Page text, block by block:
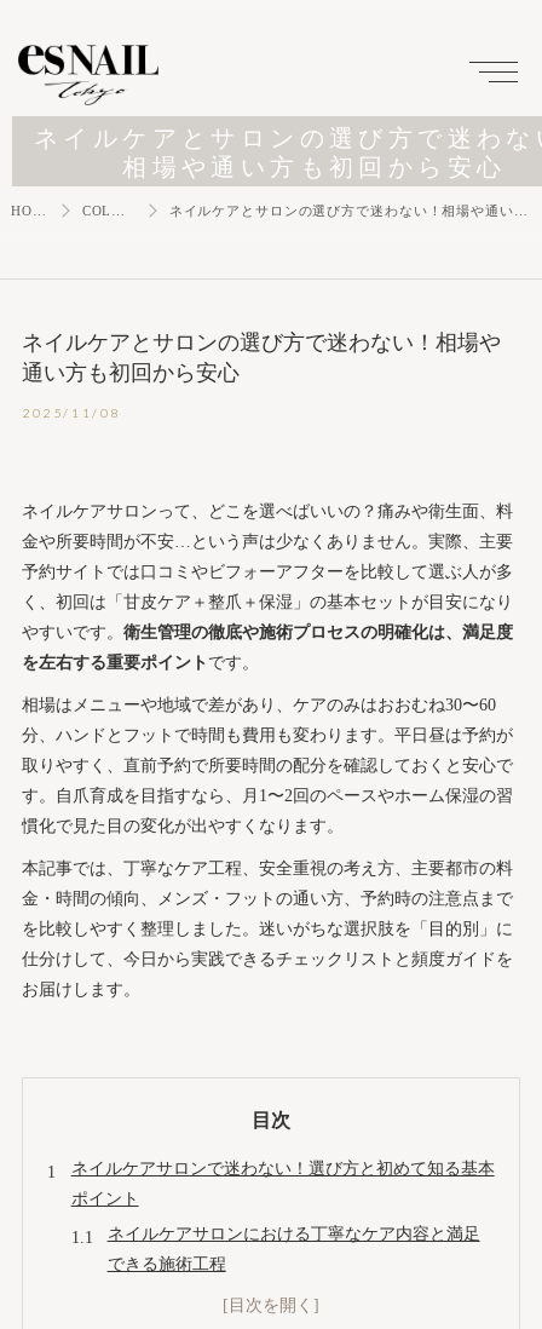
ネイルケアとサロンの選び方で迷わな
相場や通い方も初回から安心
ネイルケアとサロンの選び方で迷わない！相場や
通い方も初回から安心
2025/11/08
ネイルケアサロンって、どこを選べばいいの？痛みや衛生面、料
金や所要時間が不安…という声は少なくありません。実際、主要
予約サイトでは口コミやビフォーアフターを比較して選ぶ人が多
く、初回は「甘皮ケア＋整爪＋保湿」の基本セットが目安になり
やすいです。 衛生管理の徹底や施術プロセスの明確化は、満足度
を左右する重要ポイント です。
相場はメニューや地域で差があり、ケアのみはおおむね30〜60
分、ハンドとフットで時間も費用も変わります。平日昼は予約が
取りやすく、直前予約で所要時間の配分を確認しておくと安心で
す。自爪育成を目指すなら、月1〜2回のペースやホーム保湿の習
慣化で見た目の変化が出やすくなります。
本記事では、丁寧なケア工程、安全重視の考え方、主要都市の料
金・時間の傾向、メンズ・フットの通い方、予約時の注意点まで
を比較しやすく整理しました。迷いがちな選択肢を「目的別」に
仕分けして、今日から実践できるチェックリストと頻度ガイドを
お届けします。
目次
ネイルケアサロンで迷わない！選び方と初めて知る基本
ポイント
ネイルケアサロンにおける丁寧なケア内容と満足
できる施術工程
ネイルケアサロンの価格帯と所要時間は？失敗し